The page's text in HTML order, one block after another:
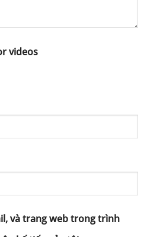
videos
và trang web trong trình